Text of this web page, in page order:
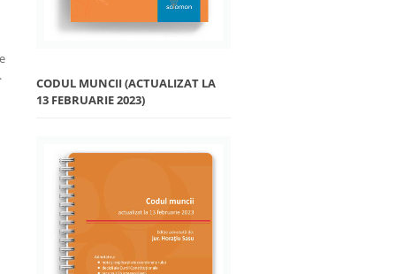
CODUL MUNCII (ACTUALIZAT LA
13 FEBRUARIE 2023)